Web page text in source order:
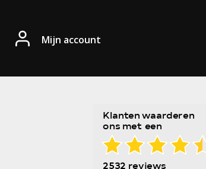
Mijn account